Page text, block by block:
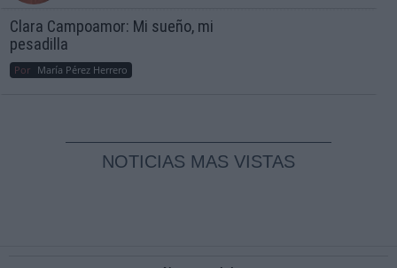
Clara Campoamor: Mi sueño, mi
pesadilla
Por María Pérez Herrero
NOTICIAS MAS VISTAS